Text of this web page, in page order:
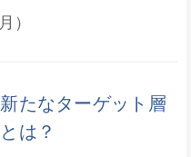
）
たなターゲット層
は？